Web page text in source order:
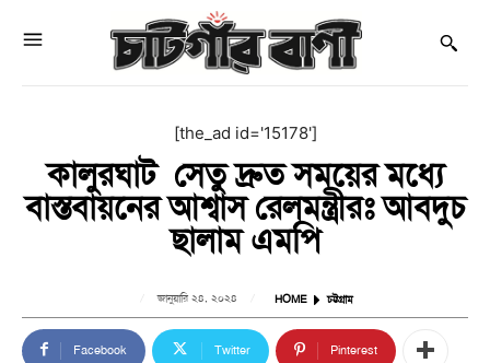
[the_ad id='15178']
কালুরঘাট সেতু দ্রুত সময়ের মধ্যে
বাস্তবায়নের আশ্বাস রেলমন্ত্রীরঃ আবদুচ
ছালাম এমপি
জানুয়ারি ২৪, ২০২৪ HOME চট্টগ্রাম
Facebook Twitter Pinterest